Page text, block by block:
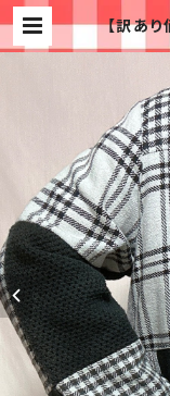
【訳あ
ショ